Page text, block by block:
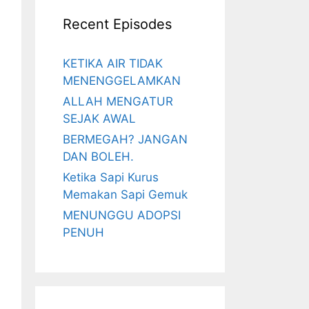
Recent Episodes
KETIKA AIR TIDAK
MENENGGELAMKAN
ALLAH MENGATUR
SEJAK AWAL
BERMEGAH? JANGAN
DAN BOLEH.
Ketika Sapi Kurus
Memakan Sapi Gemuk
MENUNGGU ADOPSI
PENUH